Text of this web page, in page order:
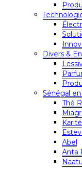
Divers &
Sénégal
Thé
Abel
Anta